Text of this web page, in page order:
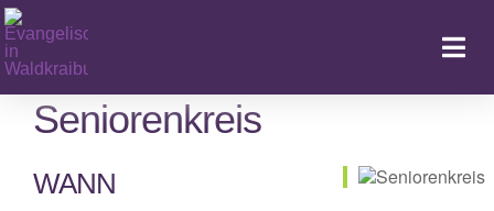
Zum
Inhalt
springen
Seniorenkreis
WANN